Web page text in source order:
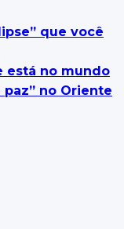
que você
está no mundo
no Oriente